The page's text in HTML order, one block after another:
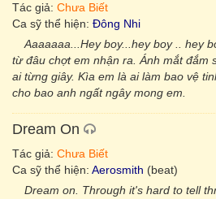
Tác giả: Chưa Biết
Ca sỹ thể hiện: Đông Nhi
Aaaaaaa...Hey boy...hey boy .. hey
từ đâu chợt em nhận ra. Ánh mắt đắm
ai từng giây. Kìa em là ai làm bao vệ
cho bao anh ngất ngây mong em.
Dream On
Tác giả: Chưa Biết
Ca sỹ thể hiện: Aerosmith (beat)
Dream on. Through it's hard to tell